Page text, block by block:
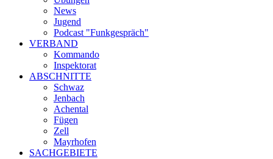
News
Jugend
Podcast "Funkgespräch"
VERBAND
Kommando
Inspektorat
ABSCHNITTE
Schwaz
Jenbach
Achental
Fügen
Zell
Mayrhofen
SACHGEBIETE